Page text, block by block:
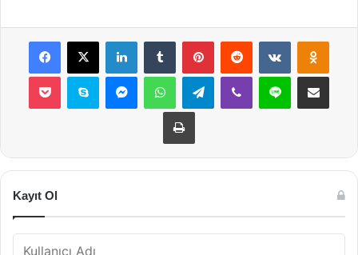
Facebook
X LinkedInTumblr PinterestReddit VKontakte
Pocket Skype MessengerWhatsAppTelegramViber Line E-Posta ile
Yazdır
Kayıt Ol